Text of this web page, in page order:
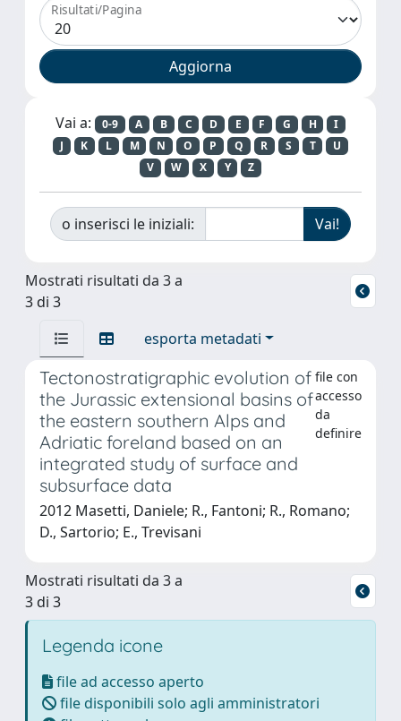
Risultati/Pagina
Vai a: 0-9 A B C D E F G H
I
J
K L M N O P Q R S T
U
V
W X Y Z
o inserisci le iniziali:
Mostrati risultati da 3 a
3 di 3
esporta metadati
Tectonostratigraphic evolution of
the Jurassic extensional basins of
the eastern southern Alps and
Adriatic foreland based on an
integrated study of surface and
subsurface data
file con
accesso
da
definire
2012 Masetti, Daniele; R., Fantoni; R., Romano;
D., Sartorio; E., Trevisani
Mostrati risultati da 3 a
3 di 3
Legenda icone
file ad accesso aperto
file disponibili solo agli amministratori